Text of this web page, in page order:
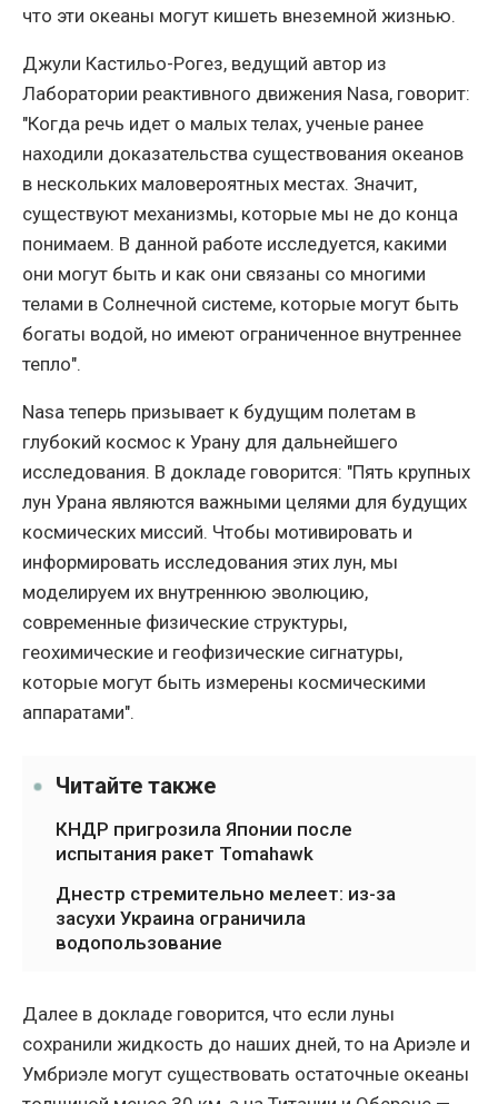
что эти океаны могут кишеть внеземной жизнью.
Джули Кастильо-Рогез, ведущий автор из
Лаборатории реактивного движения Nasa, говорит:
"Когда речь идет о малых телах, ученые ранее
находили доказательства существования океанов
в нескольких маловероятных местах. Значит,
существуют механизмы, которые мы не до конца
понимаем. В данной работе исследуется, какими
они могут быть и как они связаны со многими
телами в Солнечной системе, которые могут быть
богаты водой, но имеют ограниченное внутреннее
тепло".
Nasa теперь призывает к будущим полетам в
глубокий космос к Урану для дальнейшего
исследования. В докладе говорится: "Пять крупных
лун Урана являются важными целями для будущих
космических миссий. Чтобы мотивировать и
информировать исследования этих лун, мы
моделируем их внутреннюю эволюцию,
современные физические структуры,
геохимические и геофизические сигнатуры,
которые могут быть измерены космическими
аппаратами".
Читайте также
КНДР пригрозила Японии после
испытания ракет Tomahawk
Днестр стремительно мелеет: из-за
засухи Украина ограничила
водопользование
Далее в докладе говорится, что если луны
сохранили жидкость до наших дней, то на Ариэле и
Умбриэле могут существовать остаточные океаны